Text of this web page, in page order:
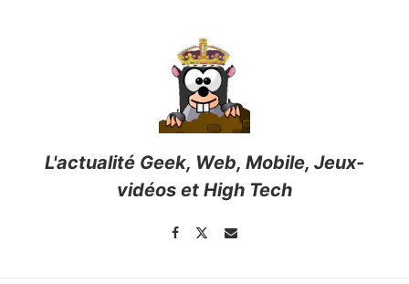
L'actualité Geek, Web, Mobile, Jeux-
vidéos et High Tech